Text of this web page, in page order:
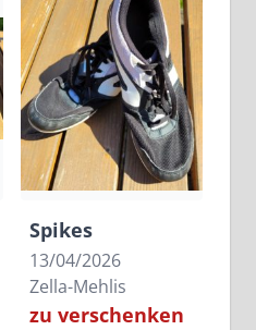
Spikes
13/04/2026
Zella-Mehlis
zu verschenken